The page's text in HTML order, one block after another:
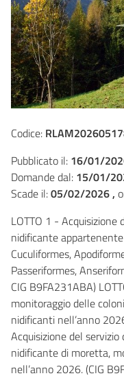
Codice:
Pubblicato il: 16/01/
Domande dal: 15/01/
Scade il:05/02/2026 ,
LOTTO 1 -
nidificante
Cuculiformes,
Passeriformes,
CIG B9FA231ABA)
monitoraggio delle
nidificanti nell’anno
Acquisizione del
nidificante di moretta,
nell’anno 2026. (CIG